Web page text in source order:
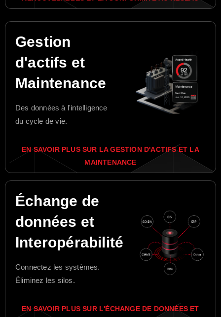
Gestion
d'actifs et
Maintenance
Des données à l'intelligence
du cycle de vie.
EN SAVOIR PLUS SUR LA GESTION D'ACTIFS ET LA
MAINTENANCE
Échange de
données et
Interopérabilité
Connectez les systèmes.
Éliminez les silos.
EN SAVOIR PLUS SUR L'ÉCHANGE DE DONNÉES ET